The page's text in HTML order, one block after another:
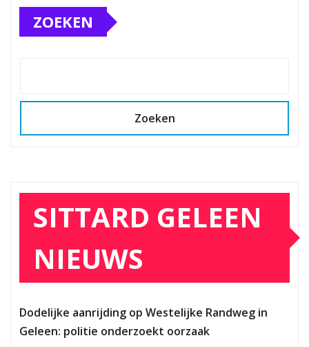
ZOEKEN
Zoeken
SITTARD GELEEN
NIEUWS
Dodelijke aanrijding op Westelijke Randweg in
Geleen: politie onderzoekt oorzaak